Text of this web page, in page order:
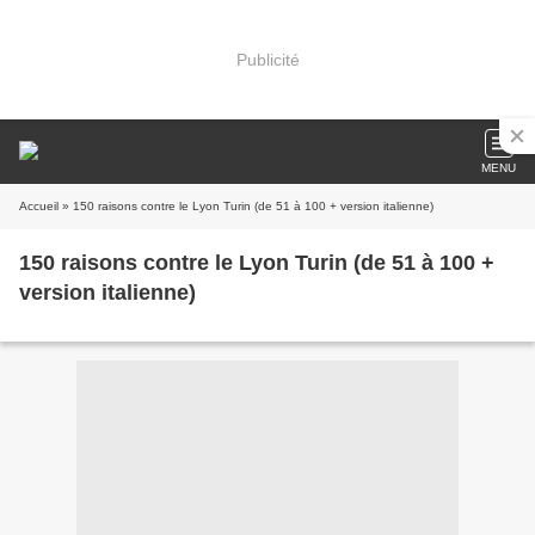
Publicité
MENU
Accueil » 150 raisons contre le Lyon Turin (de 51 à 100 + version italienne)
150 raisons contre le Lyon Turin (de 51 à 100 +
version italienne)